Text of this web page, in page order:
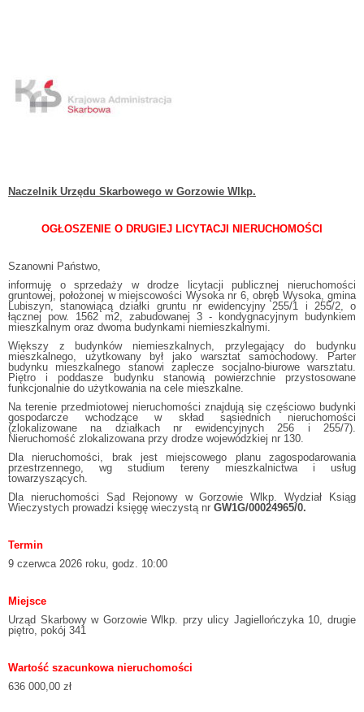
Naczelnik Urzędu Skarbowego w Gorzowie Wlkp.
OGŁOSZENIE O DRUGIEJ LICYTACJI NIERUCHOMOŚCI
Szanowni Państwo,
informuję o sprzedaży w drodze licytacji publicznej nieruchomości
gruntowej, położonej w miejscowości Wysoka nr 6, obręb Wysoka, gmina
Lubiszyn, stanowiącą działki gruntu nr ewidencyjny 255/1 i 255/2, o
łącznej pow. 1562 m2, zabudowanej 3 - kondygnacyjnym budynkiem
mieszkalnym oraz dwoma budynkami niemieszkalnymi.
Większy z budynków niemieszkalnych, przylegający do budynku
mieszkalnego, użytkowany był jako warsztat samochodowy. Parter
budynku mieszkalnego stanowi zaplecze socjalno-biurowe warsztatu.
Piętro i poddasze budynku stanowią powierzchnie przystosowane
funkcjonalnie do użytkowania na cele mieszkalne.
Na terenie przedmiotowej nieruchomości znajdują się częściowo budynki
gospodarcze wchodzące w skład sąsiednich nieruchomości
(zlokalizowane na działkach nr ewidencyjnych 256 i 255/7).
Nieruchomość zlokalizowana przy drodze wojewódzkiej nr 130.
Dla nieruchomości, brak jest miejscowego planu zagospodarowania
przestrzennego, wg studium tereny mieszkalnictwa i usług
towarzyszących.
Dla nieruchomości Sąd Rejonowy w Gorzowie Wlkp. Wydział Ksiąg
Wieczystych prowadzi księgę wieczystą nr GW1G/00024965/0.
Termin
9 czerwca 2026 roku, godz. 10:00
Miejsce
Urząd Skarbowy w Gorzowie Wlkp. przy ulicy Jagiellończyka 10, drugie
piętro, pokój 341
Wartość szacunkowa nieruchomości
636 000,00 zł